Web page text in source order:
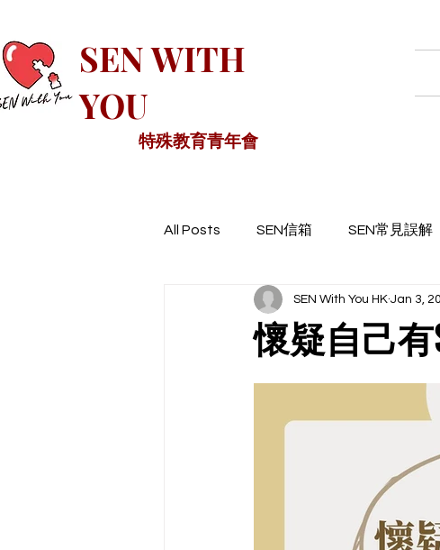
SEN WITH
YOU
特殊教育青年會
All Posts SEN信箱 SEN常見誤解
懷疑自己有
SEN With You HK Jan 3,